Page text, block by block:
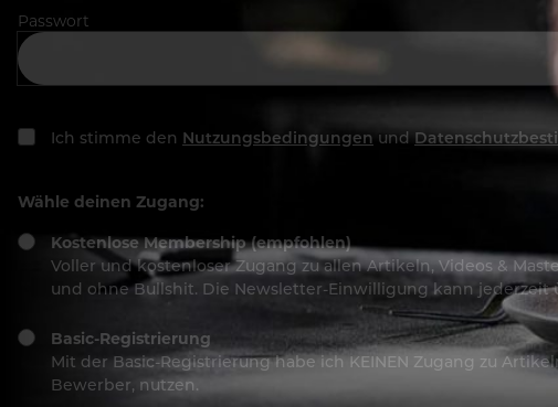
Passwort
Ich stimme den Nutzungsbedingungen und
Wähle deinen Zugang:
Kostenlose Membership (empfohlen)
Voller und kostenloser Zugang zu allen Artikeln, Videos &
und ohne Bullshit. Die Newsletter-Einwilligung kann
Basic-Registrierung
Mit der Basic-Registrierung habe ich KEINEN Zugang zu
Bewerber, nutzen.